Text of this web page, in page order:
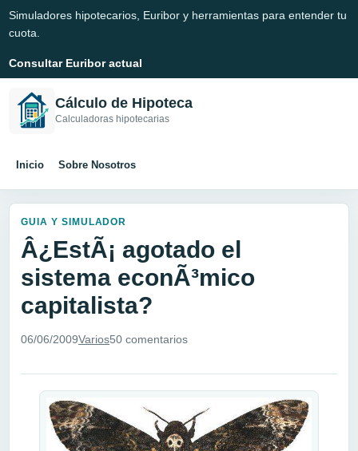
Simuladores hipotecarios, Euribor y herramientas para entender tu
cuota.
Consultar Euribor actual
Cálculo de Hipoteca
Calculadoras hipotecarias
Inicio Sobre Nosotros
GUIA Y SIMULADOR
Â¿EstÃ¡ agotado el
sistema econÃ³mico
capitalista?
06/06/2009Varios50 comentarios